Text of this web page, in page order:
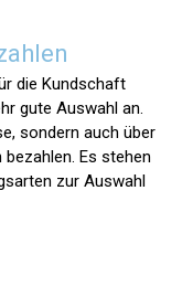
die Kundschaft
gute Auswahl an.
sondern auch über
Es stehen
zur Auswahl